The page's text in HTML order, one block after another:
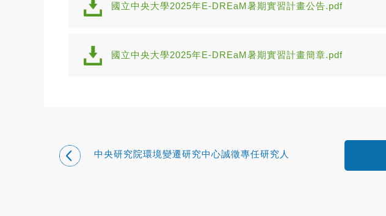
國立中央大學2025年E-DREaM暑期實習計畫公告.pdf
國立中央大學2025年E-DREaM暑期實習計畫簡章.pdf
中央研究院環境變遷研究中心誠徵專任研究人